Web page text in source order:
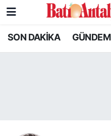
SON DAKİKA GÜNDEM
SON DAKİKA
Nöbetçi Eczaneler